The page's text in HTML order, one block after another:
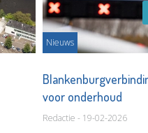
Nieuws
voor onderhoud
Redactie - 19-02-2026